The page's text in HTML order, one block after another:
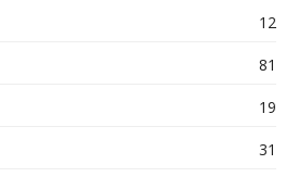
12
81
19
31